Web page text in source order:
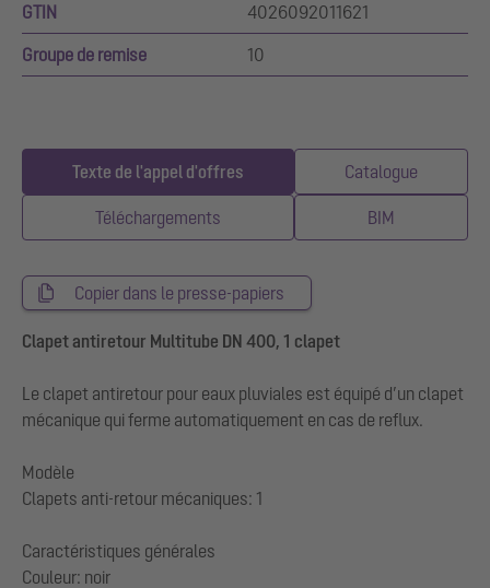
GTIN 4026092011621
Groupe de remise 10
Texte de l'appel d'offres Catalogue
Téléchargements BIM
Copier dans le presse-papiers
Clapet antiretour Multitube DN 400, 1 clapet
Le clapet antiretour pour eaux pluviales est équipé d’un clapet
mécanique qui ferme automatiquement en cas de reflux.
Modèle
Clapets anti-retour mécaniques: 1
Caractéristiques générales
Couleur: noir